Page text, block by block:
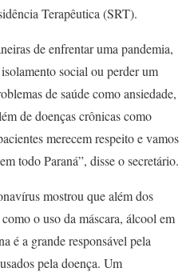
Terapêutica (SRT).
de enfrentar uma pandemia,
social ou perder um
de saúde como ansiedade,
de doenças crônicas como
merecem respeito e vamos
todo Paraná”, disse o secretário.
mostrou que além dos
o uso da máscara, álcool em
é a grande responsável pela
pela doença. Um